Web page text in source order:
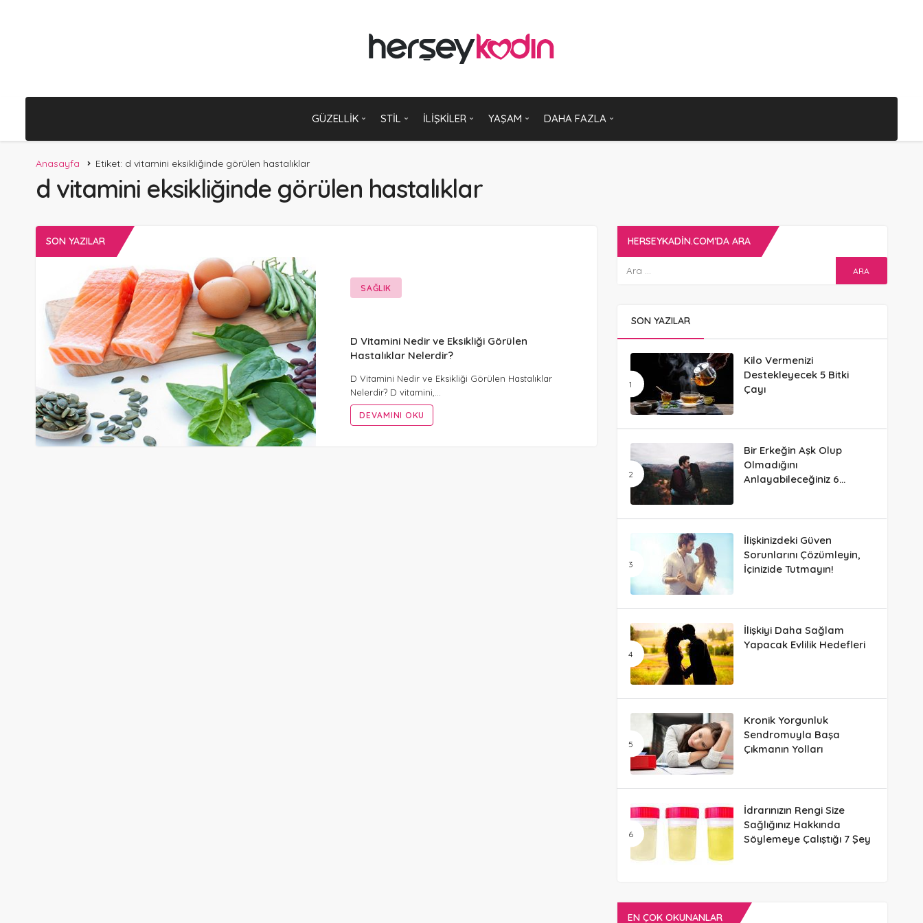
GÜZELLIK STIL İLIŞKILER YAŞAM DAHA FAZLA
Anasayfa Etiket: d vitamini eksikliğinde görülen hastalıklar
d vitamini eksikliğinde görülen hastalıklar
SON YAZILAR
SAĞLIK
D Vitamini Nedir ve Eksikliği Görülen
Hastalıklar Nelerdir?
D Vitamini Nedir ve Eksikliği Görülen Hastalıklar
Nelerdir? D vitamini,…
DEVAMINI OKU
HERSEYKADIN.COM’DA ARA
SON YAZILAR
Kilo Vermenizi
Destekleyecek 5 Bitki
Çayı
Bir Erkeğin Aşk Olup
Olmadığını
Anlayabileceğiniz 6
İlişkinizdeki Güven
Sorunlarını Çözümleyin,
İçinizide Tutmayın!
İlişkiyi Daha Sağlam
Yapacak Evlilik Hedefleri
Kronik Yorgunluk
Sendromuyla Başa
Çıkmanın Yolları
İdrarınızın Rengi Size
Sağlığınız Hakkında
Söylemeye Çalıştığı 7 Şey
EN ÇOK OKUNANLAR